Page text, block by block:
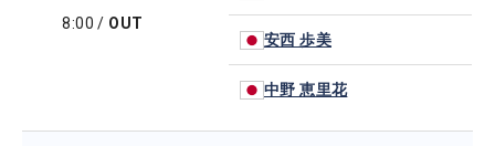
8:00 / OUT
安西 歩美
中野 恵里花